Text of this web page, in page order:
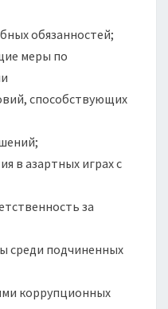
обязанностей;
меры по
способствующих
в азартных играх с
за
среди подчиненных
коррупционных